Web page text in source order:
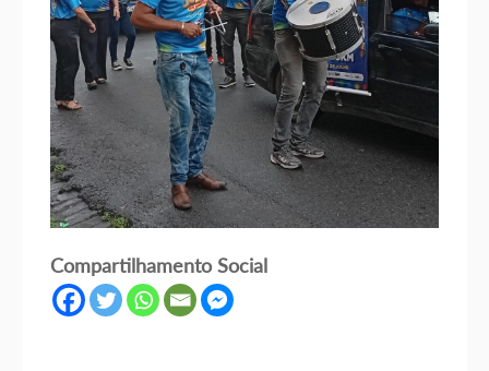
Compartilhamento Social